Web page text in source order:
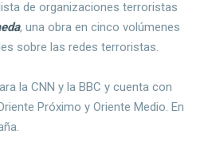
de organizaciones terroristas
, una obra en cinco volúmenes
sobre las redes terroristas.
la CNN y la BBC y cuenta con
Próximo y Oriente Medio. En